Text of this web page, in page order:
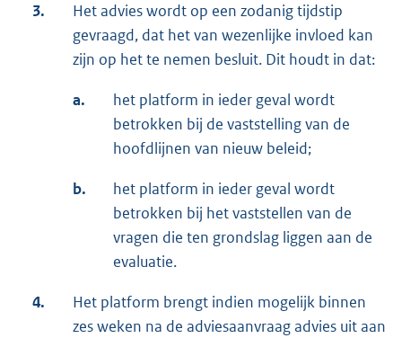
3.
Het advies wordt op een zodanig tijdstip
gevraagd, dat het van wezenlijke invloed kan
zijn op het te nemen besluit. Dit houdt in dat:
a.
het platform in ieder geval wordt
betrokken bij de vaststelling van de
hoofdlijnen van nieuw beleid;
b.
het platform in ieder geval wordt
betrokken bij het vaststellen van de
vragen die ten grondslag liggen aan de
evaluatie.
4.
Het platform brengt indien mogelijk binnen
zes weken na de adviesaanvraag advies uit aan